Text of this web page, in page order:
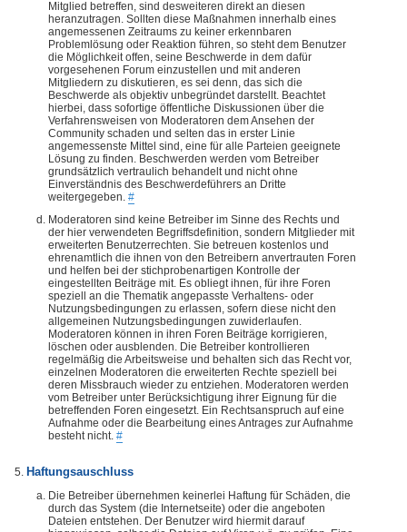
Mitglied betreffen, sind desweiteren direkt an diesen
heranzutragen. Sollten diese Maßnahmen innerhalb eines
angemessenen Zeitraums zu keiner erkennbaren
Problemlösung oder Reaktion führen, so steht dem Benutzer
die Möglichkeit offen, seine Beschwerde in dem dafür
vorgesehenen Forum einzustellen und mit anderen
Mitgliedern zu diskutieren, es sei denn, das sich die
Beschwerde als objektiv unbegründet darstellt. Beachtet
hierbei, dass sofortige öffentliche Diskussionen über die
Verfahrensweisen von Moderatoren dem Ansehen der
Community schaden und selten das in erster Linie
angemessenste Mittel sind, eine für alle Parteien geeignete
Lösung zu finden. Beschwerden werden vom Betreiber
grundsätzlich vertraulich behandelt und nicht ohne
Einverständnis des Beschwerdeführers an Dritte
weitergegeben. #
Moderatoren sind keine Betreiber im Sinne des Rechts und
der hier verwendeten Begriffsdefinition, sondern Mitglieder mit
erweiterten Benutzerrechten. Sie betreuen kostenlos und
ehrenamtlich die ihnen von den Betreibern anvertrauten Foren
und helfen bei der stichprobenartigen Kontrolle der
eingestellten Beiträge mit. Es obliegt ihnen, für ihre Foren
speziell an die Thematik angepasste Verhaltens- oder
Nutzungsbedingungen zu erlassen, sofern diese nicht den
allgemeinen Nutzungsbedingungen zuwiderlaufen.
Moderatoren können in ihren Foren Beiträge korrigieren,
löschen oder ausblenden. Die Betreiber kontrollieren
regelmäßig die Arbeitsweise und behalten sich das Recht vor,
einzelnen Moderatoren die erweiterten Rechte speziell bei
deren Missbrauch wieder zu entziehen. Moderatoren werden
vom Betreiber unter Berücksichtigung ihrer Eignung für die
betreffenden Foren eingesetzt. Ein Rechtsanspruch auf eine
Aufnahme oder die Bearbeitung eines Antrages zur Aufnahme
besteht nicht. #
Haftungsauschluss
Die Betreiber übernehmen keinerlei Haftung für Schäden, die
durch das System (die Internetseite) oder die angeboten
Dateien entstehen. Der Benutzer wird hiermit darauf